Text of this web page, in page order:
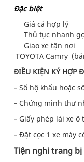
Đặc biệt
Giá cả hợp lý
Thủ tục nhanh
Giao xe tận nơi
TOYOTA Camry
ĐIỀU KIỆN KÝ HỢP
– Sổ hộ khẩu hoặc
– Chứng minh thư
– Giấy phép lái xe ô
– Đặt cọc 1 xe máy
Tiện nghi trang bị